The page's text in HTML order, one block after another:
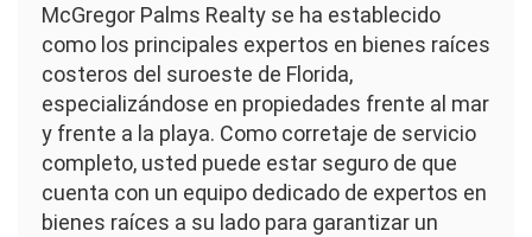
McGregor Palms Realty se ha establecido
como los principales expertos en bienes raíces
costeros del suroeste de Florida,
especializándose en propiedades frente al mar
y frente a la playa. Como corretaje de servicio
completo, usted puede estar seguro de que
cuenta con un equipo dedicado de expertos en
bienes raíces a su lado para garantizar un